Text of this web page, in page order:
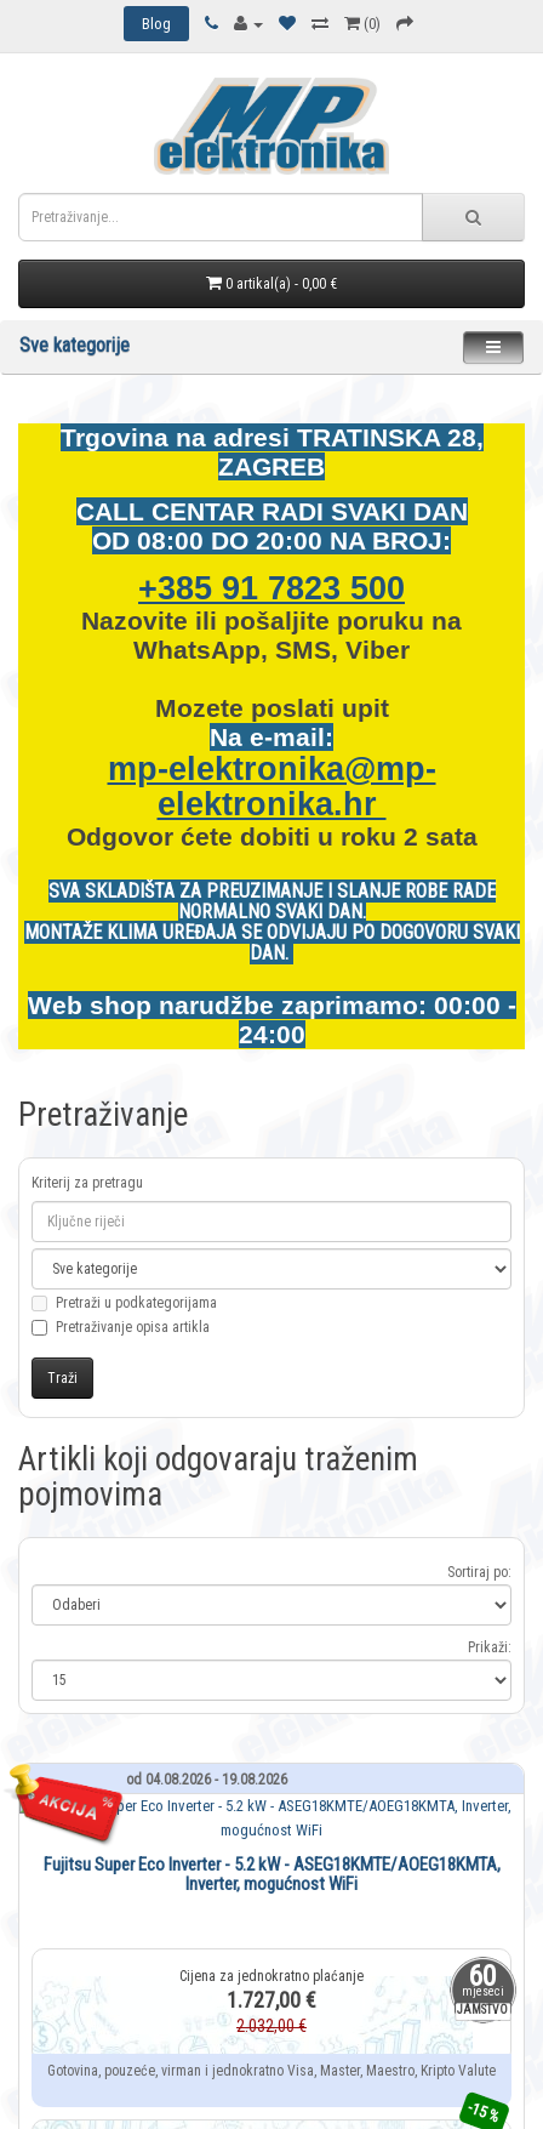
Blog (0)
0 artikal(a) - 0,00 €
Sve kategorije
Trgovina na adresi TRATINSKA 28,
ZAGREB
CALL CENTAR RADI SVAKI DAN
OD 08:00 DO 20:00 NA BROJ:
+385 91 7823 500
Nazovite ili pošaljite poruku na
WhatsApp, SMS, Viber
Mozete poslati upit
Na e-mail:
mp-elektronika@mp-
elektronika.hr
Odgovor ćete dobiti u roku 2 sata
SVA SKLADIŠTA ZA PREUZIMANJE I SLANJE ROBE RADE
NORMALNO SVAKI DAN.
MONTAŽE KLIMA UREĐAJA SE ODVIJAJU PO DOGOVORU SVAKI
DAN.
Web shop narudžbe zaprimamo: 00:00 -
24:00
Pretraživanje
Kriterij za pretragu
Pretraži u podkategorijama
Pretraživanje opisa artikla
Artikli koji odgovaraju traženim
pojmovima
Sortiraj po:
Prikaži:
od 04.08.2026 - 19.08.2026
60
mjeseci
JAMSTVO
Fujitsu Super Eco Inverter - 5.2 kW - ASEG18KMTE/AOEG18KMTA,
Inverter, mogućnost WiFi
1.727,00 €
2.032,00 €
Gotovina, pouzeće, virman i jednokratno Visa, Master, Maestro, Kripto Valute
-15 %